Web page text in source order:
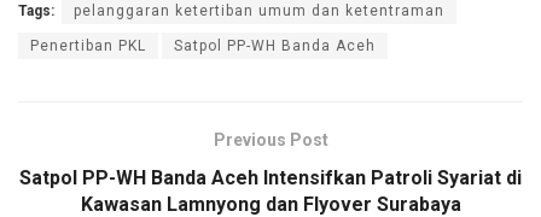
Tags: pelanggaran ketertiban umum dan ketentraman
Penertiban PKL Satpol PP-WH Banda Aceh
Previous Post
Satpol PP-WH Banda Aceh Intensifkan Patroli Syariat di
Kawasan Lamnyong dan Flyover Surabaya